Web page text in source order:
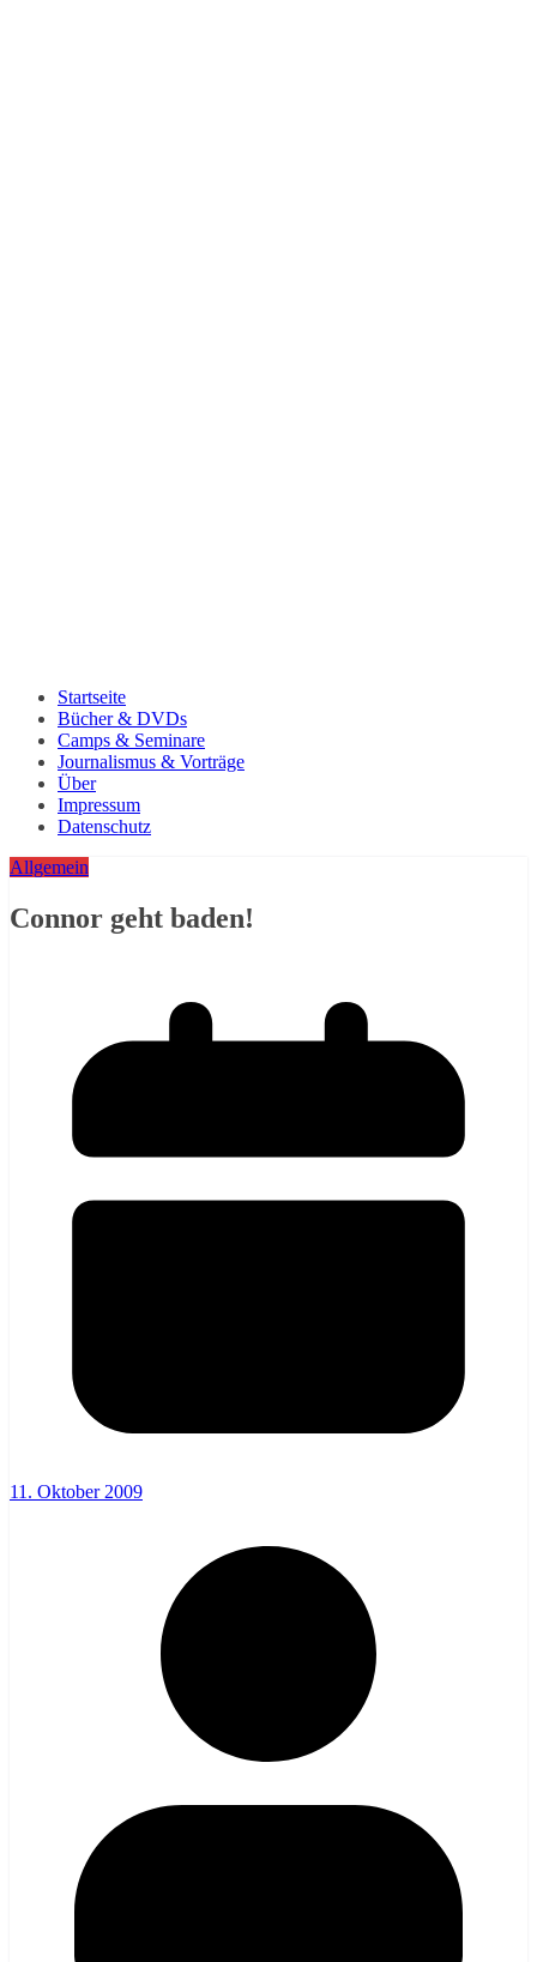
Startseite
Bücher & DVDs
Camps & Seminare
Journalismus & Vorträge
Über
Impressum
Datenschutz
Allgemein
Connor geht baden!
11. Oktober 2009